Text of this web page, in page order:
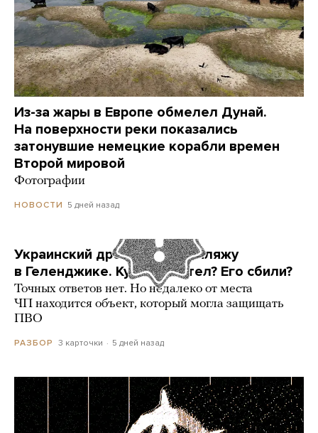
Из-за жары в Европе обмелел Дунай.
На поверхности реки показались
затонувшие немецкие корабли времен
Второй мировой
Фотографии
НОВОСТИ 5 дней назад
Украинский дрон попал по пляжу
в Геленджике. Куда он летел? Его сбили?
Точных ответов нет. Но недалеко от места
ЧП находится объект, который могла защищать
ПВО
РАЗБОР 3 карточки 5 дней назад